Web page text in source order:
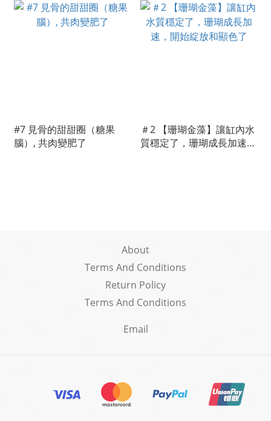
#7 見骨的甜甜圈（糖果
腦）, 共肉變肥了
＃2 【珊瑚金藻】讓缸內水
質穩定了，珊瑚成長加速，
About
Terms And Conditions
Return Policy
Terms And Conditions
Email